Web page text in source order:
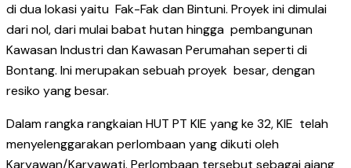
di dua lokasi yaitu Fak-Fak dan Bintuni. Proyek ini dimulai
dari nol, dari mulai babat hutan hingga pembangunan
Kawasan Industri dan Kawasan Perumahan seperti di
Bontang. Ini merupakan sebuah proyek besar, dengan
resiko yang besar.
Dalam rangka rangkaian HUT PT KIE yang ke 32, KIE telah
menyelenggarakan perlombaan yang dikuti oleh